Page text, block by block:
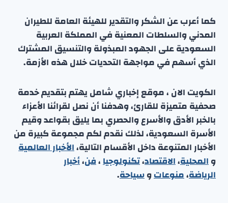
كما أعرب عن الشكر والتقدير للهيئة العامة للطيران
المدني والسلطات المعنية في المملكة العربية
السعودية على الجهود المبذولة والتنسيق المشترك
الذي أسهم في مواجهة التحديات خلال هذه الأزمة.
الكويت الان ، موقع إخباري شامل يهتم بتقديم خدمة
صحفية متميزة للقارئ، وهدفنا أن نصل لقرائنا الأعزاء
بالخبر الأدق والأسرع والحصري بما يليق بقواعد وقيم
الأسرة السعودية، لذلك نقدم لكم مجموعة كبيرة من
الأخبار المتنوعة داخل الأقسام التالية،الأخبار العالمية
والمحلية،الاقتصاد،تكنولوجيا،فن،أخبار
الرياضة،منوعاتوسياحة.